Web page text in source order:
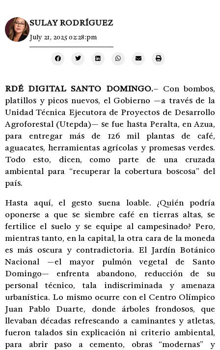
SULAY RODRÍGUEZ
July 21, 2025 02:28:pm
RDÉ DIGITAL SANTO DOMINGO.– Con bombos,
platillos y picos nuevos, el Gobierno —a través de la
Unidad Técnica Ejecutora de Proyectos de Desarrollo
Agroforestal (Utepda)— se fue hasta Peralta, en Azua,
para entregar más de 126 mil plantas de café,
aguacates, herramientas agrícolas y promesas verdes.
Todo esto, dicen, como parte de una cruzada
ambiental para “recuperar la cobertura boscosa” del
país.
Hasta aquí, el gesto suena loable. ¿Quién podría
oponerse a que se siembre café en tierras altas, se
fertilice el suelo y se equipe al campesinado? Pero,
mientras tanto, en la capital, la otra cara de la moneda
es más oscura y contradictoria. El Jardín Botánico
Nacional —el mayor pulmón vegetal de Santo
Domingo— enfrenta abandono, reducción de su
personal técnico, tala indiscriminada y amenaza
urbanística. Lo mismo ocurre con el Centro Olímpico
Juan Pablo Duarte, donde árboles frondosos, que
llevaban décadas refrescando a caminantes y atletas,
fueron talados sin explicación ni criterio ambiental,
para abrir paso a cemento, obras “modernas” y